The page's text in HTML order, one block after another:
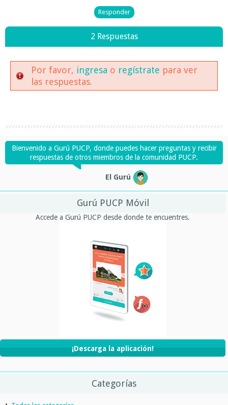
2 Respuestas
Por favor, ingresa o regístrate para ver
las respuestas.
Bienvenido a Gurú PUCP, donde puedes hacer preguntas y recibir
respuestas de otros miembros de la comunidad PUCP.
El Gurú
Gurú PUCP Móvil
Accede a Gurú PUCP desde donde te encuentres.
¡Descarga la aplicación!
Categorías